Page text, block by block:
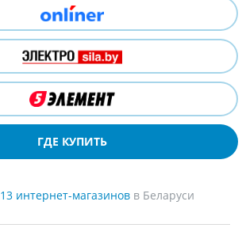
ГДЕ КУПИТЬ
13 интернет-магазинов в Беларуси